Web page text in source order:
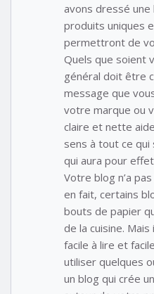
avons dressé
produits uniques
permettront de
Quels que soient
général doit être
message que
votre marque ou
claire et nette
sens à tout ce
qui aura pour
Votre blog n’a
en fait, certains
bouts de papier
de la cuisine.
facile à lire et
utiliser quelques
un blog qui crée